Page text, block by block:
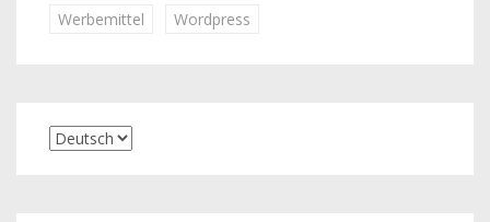
Werbemittel
Wordpress